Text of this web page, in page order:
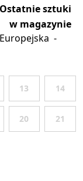
Ostatnie sztuki
w magazynie
-
13 14
20 21